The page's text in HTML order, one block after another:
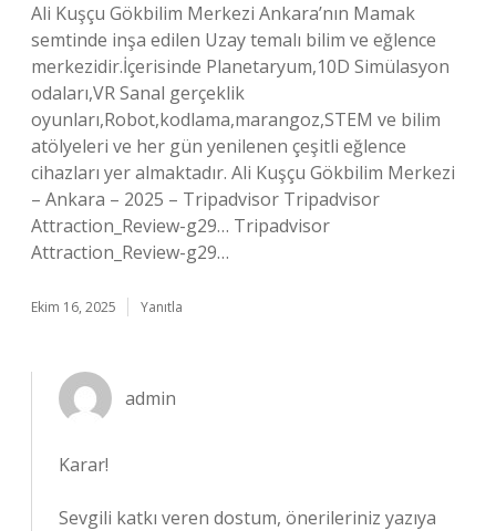
Ali Kuşçu Gökbilim Merkezi Ankara’nın Mamak
semtinde inşa edilen Uzay temalı bilim ve eğlence
merkezidir.İçerisinde Planetaryum,10D Simülasyon
odaları,VR Sanal gerçeklik
oyunları,Robot,kodlama,marangoz,STEM ve bilim
atölyeleri ve her gün yenilenen çeşitli eğlence
cihazları yer almaktadır. Ali Kuşçu Gökbilim Merkezi
– Ankara – 2025 – Tripadvisor Tripadvisor
Attraction_Review-g29… Tripadvisor
Attraction_Review-g29…
Ekim 16, 2025 Yanıtla
admin
Karar!
Sevgili katkı veren dostum, önerileriniz yazıya